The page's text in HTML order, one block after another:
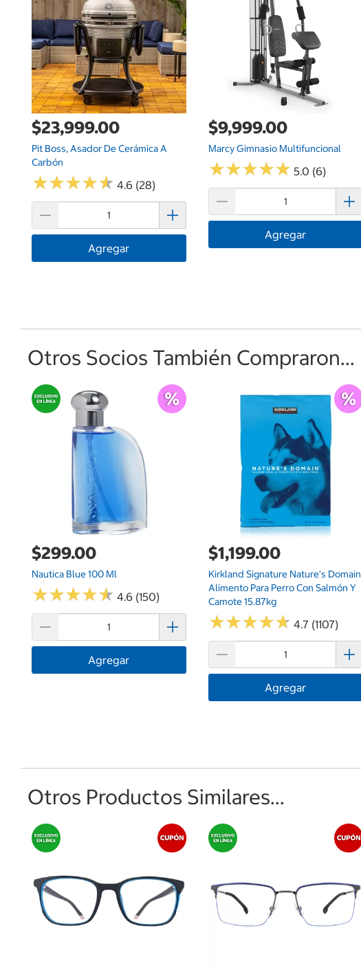
$23,999.00
Pit Boss, Asador De Cerámica A
Carbón
★★★★★
★★★★★ 4.6 (28)
Agregar
$9,999.00
Marcy Gimnasio Multifuncional
★★★★★
★★★★★ 5.0 (6)
Agregar
Otros Socios También Compraron...
$299.00
Nautica Blue 100 Ml
★★★★★
★★★★★ 4.6 (150)
Agregar
$1,199.00
Kirkland Signature Nature's Domain
Alimento Para Perro Con Salmón Y
Camote 15.87kg
★★★★★
★★★★★ 4.7 (1107)
Agregar
Otros Productos Similares...